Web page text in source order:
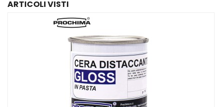
ARTICOLI VISTI